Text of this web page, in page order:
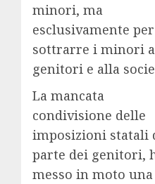
minori, ma
esclusivamente per
sottrarre i minori
genitori e alla
La mancata
condivisione delle
imposizioni statali
parte dei genitori,
messo in moto una